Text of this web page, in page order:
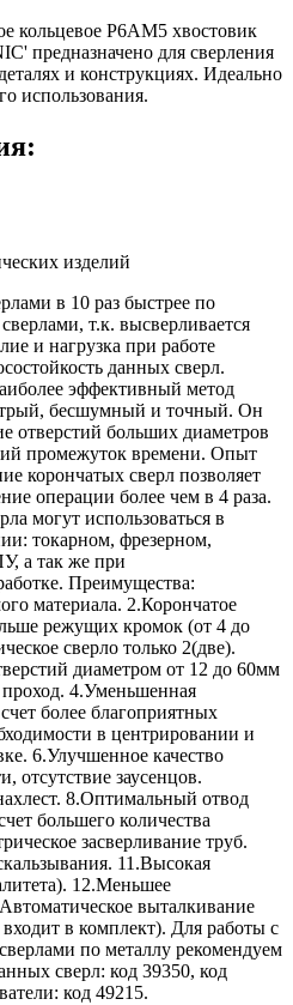
кольцевое Р6АМ5 хвостовик
предназначено для сверления
и конструкциях. Идеально
использования.
изделий
в 10 раз быстрее по
т.к. высверливается
и нагрузка при работе
данных сверл.
эффективный метод
бесшумный и точный. Он
отверстий больших диаметров
промежуток времени. Опыт
корончатых сверл позволяет
операции более чем в 4 раза.
могут использоваться в
токарном, фрезерном,
а так же при
Преимущества:
материала. 2.Корончатое
режущих кромок (от 4 до
сверло только 2(две).
диаметром от 12 до 60мм
4.Уменьшенная
более благоприятных
в центрировании и
6.Улучшенное качество
отсутствие заусенцов.
8.Оптимальный отвод
большего количества
засверливание труб.
11.Высокая
12.Меньшее
выталкивание
в комплект). Для работы с
по металлу рекомендуем
сверл: код 39350, код
код 49215.